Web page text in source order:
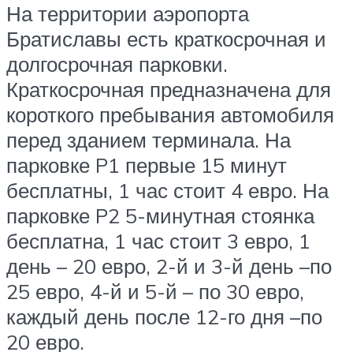
На территории аэропорта
Братиславы есть краткосрочная и
долгосрочная парковки.
Краткосрочная предназначена для
короткого пребывания автомобиля
перед зданием терминала. На
парковке P1 первые 15 минут
бесплатны, 1 час стоит 4 евро. На
парковке P2 5-минутная стоянка
бесплатна, 1 час стоит 3 евро, 1
день – 20 евро, 2-й и 3-й день –по
25 евро, 4-й и 5-й – по 30 евро,
каждый день после 12-го дня –по
20 евро.